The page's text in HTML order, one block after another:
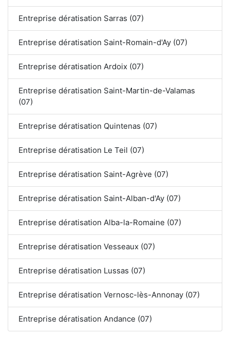
Entreprise dératisation Sarras (07)
Entreprise dératisation Saint-Romain-d'Ay (07)
Entreprise dératisation Ardoix (07)
Entreprise dératisation Saint-Martin-de-Valamas
(07)
Entreprise dératisation Quintenas (07)
Entreprise dératisation Le Teil (07)
Entreprise dératisation Saint-Agrève (07)
Entreprise dératisation Saint-Alban-d'Ay (07)
Entreprise dératisation Alba-la-Romaine (07)
Entreprise dératisation Vesseaux (07)
Entreprise dératisation Lussas (07)
Entreprise dératisation Vernosc-lès-Annonay (07)
Entreprise dératisation Andance (07)